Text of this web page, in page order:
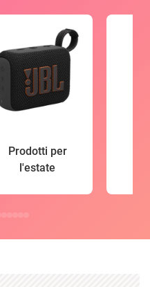
Prodotti per
l'estate